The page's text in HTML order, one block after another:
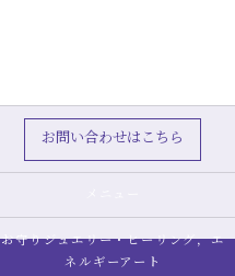
お問い合わせはこちら
お守りジュエリー・ヒーリング，エ
ネルギーアート